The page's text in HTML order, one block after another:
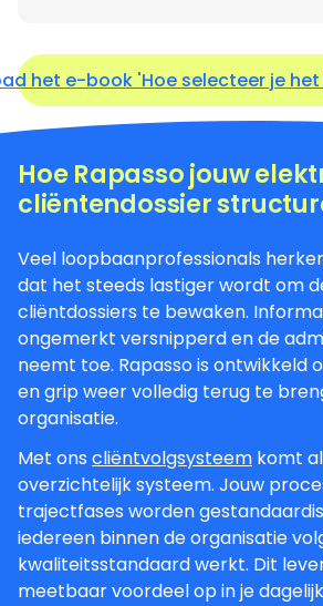
het e-book 'Hoe selecteer je
Hoe Rapasso jouw
cliëntendossier
Veel loopbaanprofessionals
dat het steeds lastiger wordt om
cliëntdossiers te bewaken.
ongemerkt versnipperd en de
neemt toe. Rapasso is ontwikkeld
en grip weer volledig terug te
organisatie.
Met ons cliëntvolgsysteem komt
overzichtelijk systeem. Jouw
trajectfases worden
iedereen binnen de organisatie
kwaliteitsstandaard werkt. Dit
meetbaar voordeel op in je